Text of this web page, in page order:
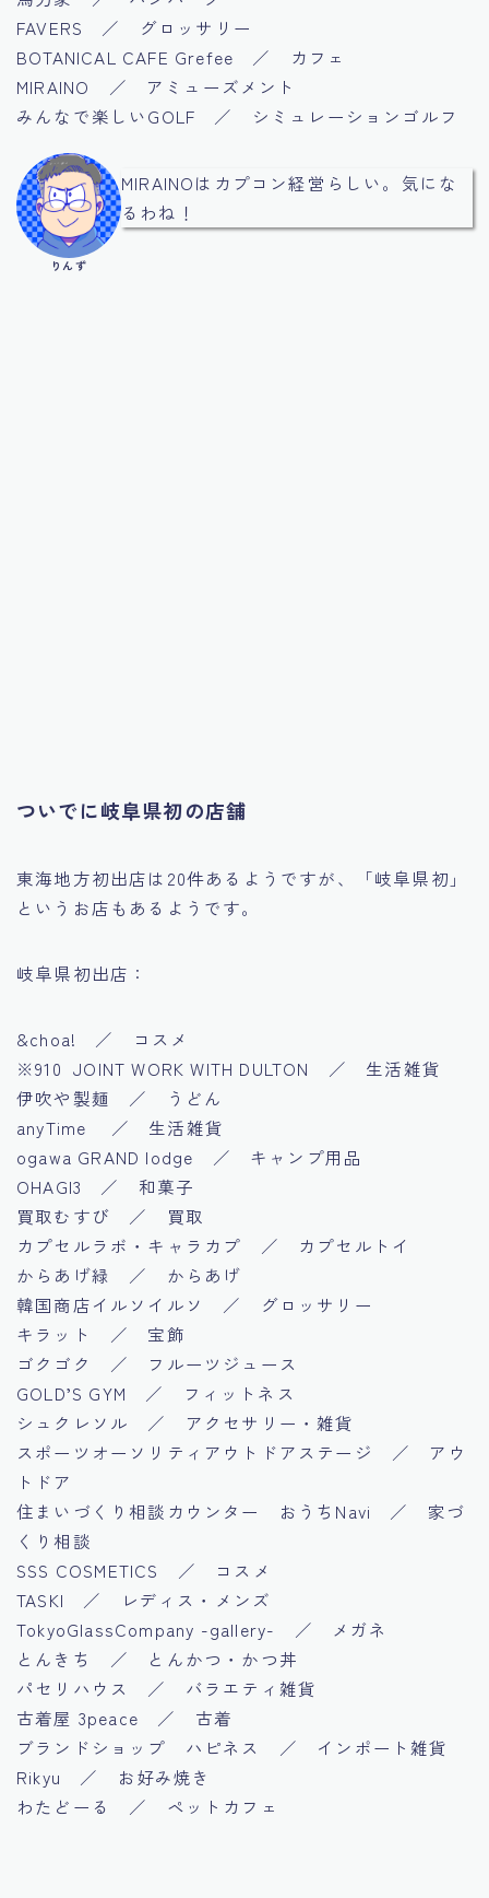
FAVERS ／ グロッサリー
BOTANICAL CAFE Grefee ／ カフェ
MIRAINO ／ アミューズメント
みんなで楽しいGOLF ／ シミュレーションゴルフ
りんず
MIRAINOはカプコン経営らしい。気にな
るわね！
ついでに岐阜県初の店舗
東海地方初出店は20件あるようですが、「岐阜県初」
というお店もあるようです。
岐阜県初出店：
&choa! ／ コスメ
※910 JOINT WORK WITH DULTON ／ 生活雑貨
伊吹や製麺 ／ うどん
anyTime ／ 生活雑貨
ogawa GRAND lodge ／ キャンプ用品
OHAGI3 ／ 和菓子
買取むすび ／ 買取
カプセルラボ・キャラカプ ／ カプセルトイ
からあげ緑 ／ からあげ
韓国商店イルソイルソ ／ グロッサリー
キラット ／ 宝飾
ゴクゴク ／ フルーツジュース
GOLD’S GYM ／ フィットネス
シュクレソル ／ アクセサリー・雑貨
スポーツオーソリティアウトドアステージ ／ アウ
トドア
住まいづくり相談カウンター おうちNavi ／ 家づ
くり相談
SSS COSMETICS ／ コスメ
TASKI ／ レディス・メンズ
TokyoGlassCompany -gallery- ／ メガネ
とんきち ／ とんかつ・かつ丼
パセリハウス ／ バラエティ雑貨
古着屋 3peace ／ 古着
ブランドショップ ハピネス ／ インポート雑貨
Rikyu ／ お好み焼き
わたどーる ／ ペットカフェ